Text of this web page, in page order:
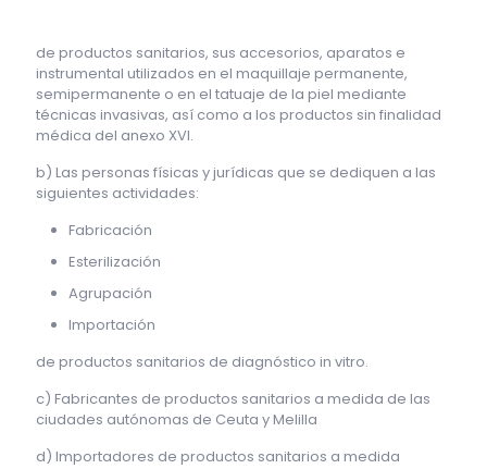
de productos sanitarios, sus accesorios, aparatos e
instrumental utilizados en el maquillaje permanente,
semipermanente o en el tatuaje de la piel mediante
técnicas invasivas, así como a los productos sin finalidad
médica del anexo XVI.
b) Las personas físicas y jurídicas que se dediquen a las
siguientes actividades:
Fabricación
Esterilización
Agrupación
Importación
de productos sanitarios de diagnóstico in vitro.
c) Fabricantes de productos sanitarios a medida de las
ciudades autónomas de Ceuta y Melilla
d) Importadores de productos sanitarios a medida